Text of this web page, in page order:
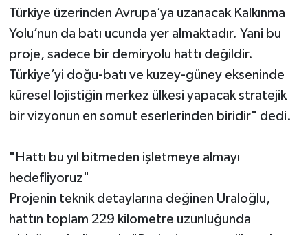
Türkiye üzerinden Avrupa’ya uzanacak Kalkınma
Yolu’nun da batı ucunda yer almaktadır. Yani bu
proje, sadece bir demiryolu hattı değildir.
Türkiye’yi doğu-batı ve kuzey-güney ekseninde
küresel lojistiğin merkez ülkesi yapacak stratejik
bir vizyonun en somut eserlerinden biridir" dedi.
"Hattı bu yıl bitmeden işletmeye almayı
hedefliyoruz"
Projenin teknik detaylarına değinen Uraloğlu,
hattın toplam 229 kilometre uzunluğunda